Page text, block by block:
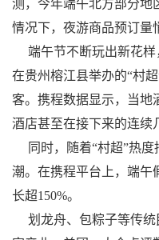
测，今年端午北方部分地
情况下，夜游商品预订量
端午节不断玩出新花样
在贵州榕江县举办的“村
客。携程数据显示，当地
酒店甚至在接下来的连续
同时，随着“村超”热
潮。在携程平台上，端午
长超150%。
划龙舟、包粽子等传